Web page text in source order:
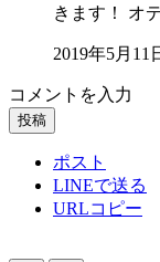
きます！ オ
2019年5月11
コメントを入力
投稿
ポスト
LINEで送る
URLコピー